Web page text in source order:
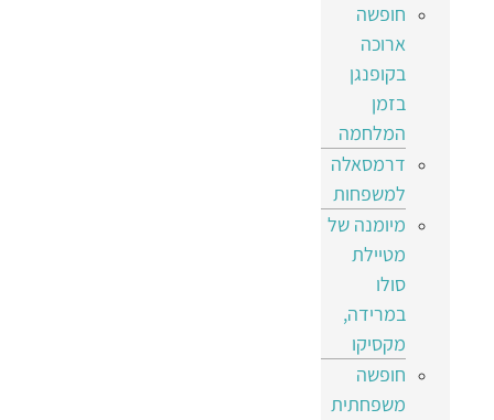
חופשה
ארוכה
בקופנגן
בזמן
המלחמה
דרמסאלה
למשפחות
מיומנה של
מטיילת
סולו
במרידה,
מקסיקו
חופשה
משפחתית